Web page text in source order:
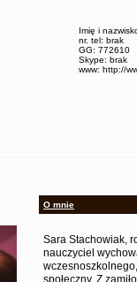
Imię i
nr. tel: brak
GG: 772610
Skype: brak
www: http://
O mnie
Sara Stachowiak,
nauczyciel
społeczny. Z